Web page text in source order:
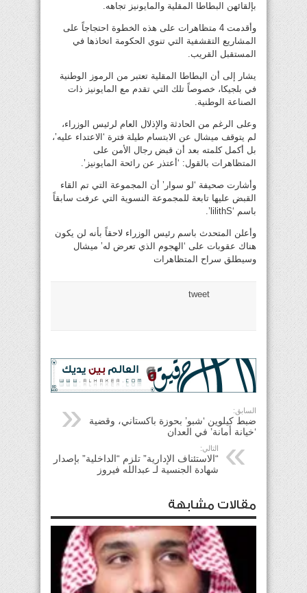
بإلقائهن البطاطا المقلية والمايونيز تجاهه.
وأقدمت 4 متظاهرات على هذه الخطوة احتجاجاً على
المشاريع التقشفية التي تنوي الحكومة اتخاذها في
المستقبل القريب.
يشار إلى أن البطاطا المقلية تعتبر من الرموز الوطنية
في بلجيكا، خصوصاً تلك التي تقدم مع المايونيز ذات
الصناعة الوطنية.
وعلى الرغم من الحادثة والإذلال العام لرئيس الوزراء،
لم يتوقف ميشال عن الابتسام طيلة فترة ‘الاعتداء عليه’،
بل أكمل كلمته بعد أن قبض رجال الأمن على
المتظاهرات بالقول: ‘أعتذر عن رائحة المايونيز’.
وأشارت صحيفة ‘لو سوار’ أن المجموعة التي تم القاء
القبض عليها تابعة للمجموعة النسوية التي عرفت سابقاً
باسم ‘lilithS’.
وأعلن المتحدث باسم رئيس الوزراء لاحقاً بأنه لن يكون
هناك عقوبات على ‘الهجوم الذي تعرض له’ ميشال
وسيطلق سراح المتظاهرات
tweet
السابق:
ضبط كيلوين ‘شبو’ بحوزة باكستاني، وقضية
‘خيانة أمانة’ في العدان
التالي:
“الاستئناف الإدارية” تلزم “الداخلية” بإصدار
شهادة الجنسية لـ عبدالله فيروز
مقالات مشابهة